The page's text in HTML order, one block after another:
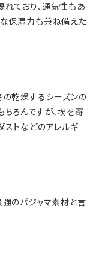
ており、通気性もあ
保湿力も兼ね備えた
の乾燥するシーズンの
ろんですが、埃を寄
ストなどのアレルギ
強のパジャマ素材と言